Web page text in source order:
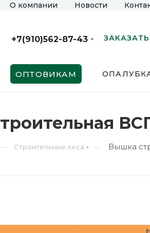
О компании Новости
+7(910)562-87-43
ОПТОВИКАМ
— Строительные леса — Вышка